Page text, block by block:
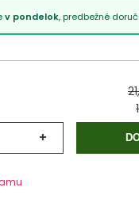
v pondelok, predbežné
+